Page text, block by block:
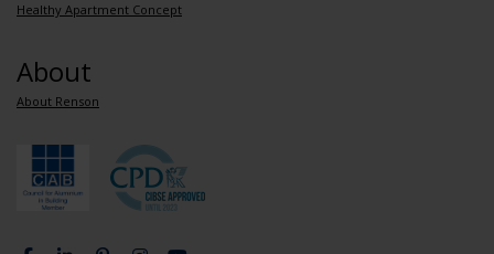
Healthy Apartment Concept
About
About Renson